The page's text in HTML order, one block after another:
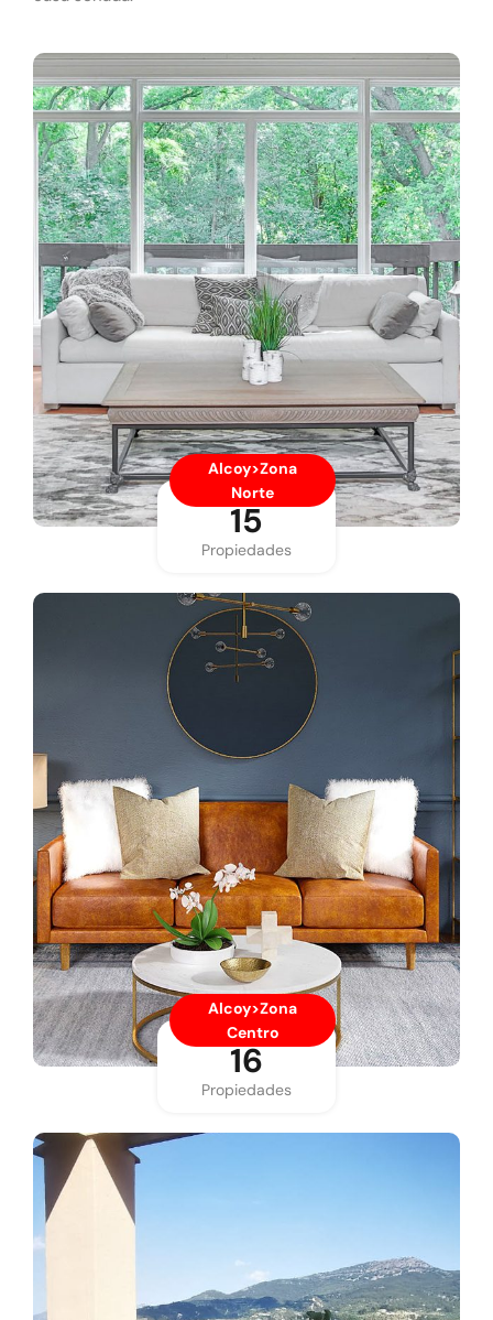
Alcoy>Zona
Norte
15
Propiedades
Alcoy>Zona
Centro
16
Propiedades